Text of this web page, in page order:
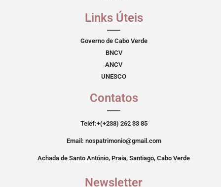
Links Úteis
Governo de Cabo Verde
BNCV
ANCV
UNESCO
Contatos
Telef:+(+238) 262 33 85
Email: nospatrimonio@gmail.com
Achada de Santo António, Praia, Santiago, Cabo Verde
Newsletter